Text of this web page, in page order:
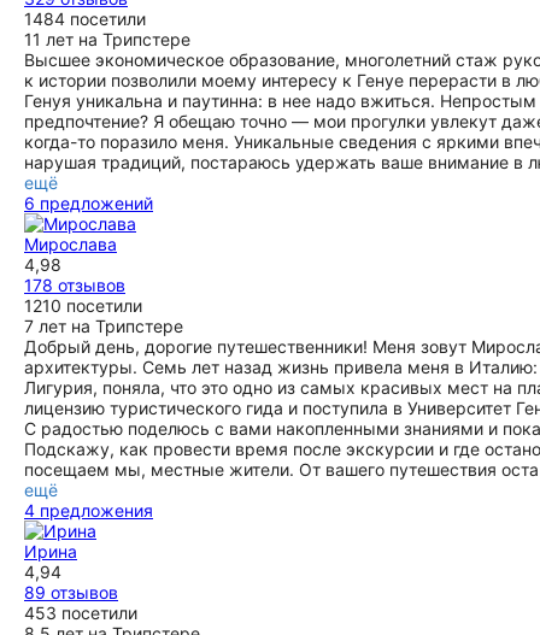
1484 посетили
11 лет на Трипстере
Высшее экономическое образование, многолетний стаж
к истории позволили моему интересу к Генуе перерасти в
Генуя уникальна и паутинна: в нее надо вжиться.
предпочтение? Я обещаю точно — мои прогулки увлекут
когда-то поразило меня. Уникальные сведения с яркими
нарушая традиций, постараюсь удержать ваше внимание в
ещё
6 предложений
Мирослава
4,98
178 отзывов
1210 посетили
7 лет на Трипстере
Добрый день, дорогие путешественники! Меня зовут
архитектуры. Семь лет назад жизнь привела меня в
Лигурия, поняла, что это одно из самых красивых мест на
лицензию туристического гида и поступила в Университет
С радостью поделюсь с вами накопленными знаниями и
Подскажу, как провести время после экскурсии и где
посещаем мы, местные жители. От вашего путешествия
ещё
4 предложения
Ирина
4,94
89 отзывов
453 посетили